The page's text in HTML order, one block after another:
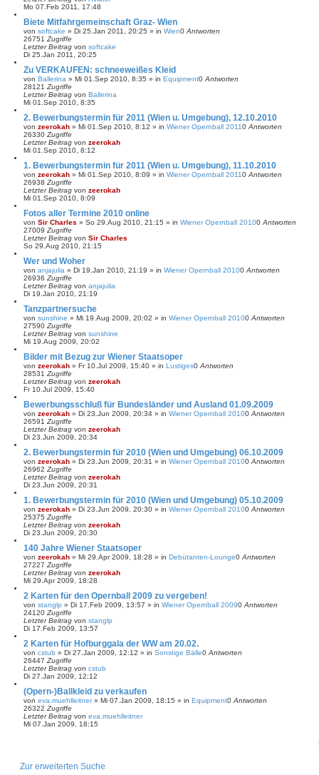
Mo 07.Feb 2011, 17:48
Biete Mitfahrgemeinschaft Graz- Wien
von softcake » Di 25.Jan 2011, 20:25 » in Wien0 Antworten
26751 Zugriffe
Letzter Beitrag von softcake
Di 25.Jan 2011, 20:25
Zu VERKAUFEN: schneeweißes Kleid
von Ballerina » Mi 01.Sep 2010, 8:35 » in Equipment0 Antworten
28121 Zugriffe
Letzter Beitrag von Ballerina
Mi 01.Sep 2010, 8:35
2. Bewerbungstermin für 2011 (Wien u. Umgebung), 12.10.2010
von zeerokah » Mi 01.Sep 2010, 8:12 » in Wiener Opernball 20110 Antworten
26330 Zugriffe
Letzter Beitrag von zeerokah
Mi 01.Sep 2010, 8:12
1. Bewerbungstermin für 2011 (Wien u. Umgebung), 11.10.2010
von zeerokah » Mi 01.Sep 2010, 8:09 » in Wiener Opernball 20110 Antworten
26938 Zugriffe
Letzter Beitrag von zeerokah
Mi 01.Sep 2010, 8:09
Fotos aller Termine 2010 online
von Sir Charles » So 29.Aug 2010, 21:15 » in Wiener Opernball 20100 Antworten
27009 Zugriffe
Letzter Beitrag von Sir Charles
So 29.Aug 2010, 21:15
Wer und Woher
von anjajulia » Di 19.Jan 2010, 21:19 » in Wiener Opernball 20100 Antworten
26936 Zugriffe
Letzter Beitrag von anjajulia
Di 19.Jan 2010, 21:19
Tanzpartnersuche
von sunshine » Mi 19.Aug 2009, 20:02 » in Wiener Opernball 20100 Antworten
27590 Zugriffe
Letzter Beitrag von sunshine
Mi 19.Aug 2009, 20:02
Bilder mit Bezug zur Wiener Staatsoper
von zeerokah » Fr 10.Jul 2009, 15:40 » in Lustiges0 Antworten
28531 Zugriffe
Letzter Beitrag von zeerokah
Fr 10.Jul 2009, 15:40
Bewerbungsschluß für Bundesländer und Ausland 01.09.2009
von zeerokah » Di 23.Jun 2009, 20:34 » in Wiener Opernball 20100 Antworten
26591 Zugriffe
Letzter Beitrag von zeerokah
Di 23.Jun 2009, 20:34
2. Bewerbungstermin für 2010 (Wien und Umgebung) 06.10.2009
von zeerokah » Di 23.Jun 2009, 20:31 » in Wiener Opernball 20100 Antworten
26962 Zugriffe
Letzter Beitrag von zeerokah
Di 23.Jun 2009, 20:31
1. Bewerbungstermin für 2010 (Wien und Umgebung) 05.10.2009
von zeerokah » Di 23.Jun 2009, 20:30 » in Wiener Opernball 20100 Antworten
25375 Zugriffe
Letzter Beitrag von zeerokah
Di 23.Jun 2009, 20:30
140 Jahre Wiener Staatsoper
von zeerokah » Mi 29.Apr 2009, 18:28 » in Debütanten-Lounge0 Antworten
27227 Zugriffe
Letzter Beitrag von zeerokah
Mi 29.Apr 2009, 18:28
2 Karten für den Opernball 2009 zu vergeben!
von stanglp » Di 17.Feb 2009, 13:57 » in Wiener Opernball 20090 Antworten
24120 Zugriffe
Letzter Beitrag von stanglp
Di 17.Feb 2009, 13:57
2 Karten für Hofburggala der WW am 20.02.
von cstub » Di 27.Jan 2009, 12:12 » in Sonstige Bälle0 Antworten
26447 Zugriffe
Letzter Beitrag von cstub
Di 27.Jan 2009, 12:12
(Opern-)Ballkleid zu verkaufen
von eva.muehlleitner» Mi 07.Jan 2009, 18:15 » in Equipment0 Antworten
26322 Zugriffe
Letzter Beitrag von eva.muehlleitner
Mi 07.Jan 2009, 18:15
Zur erweiterten Suche